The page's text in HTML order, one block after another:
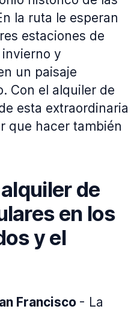
la ruta le esperan
estaciones de
y
un paisaje
Con el alquiler de
esta extraordinaria
que hacer también
de
en los
y el
Francisco - La